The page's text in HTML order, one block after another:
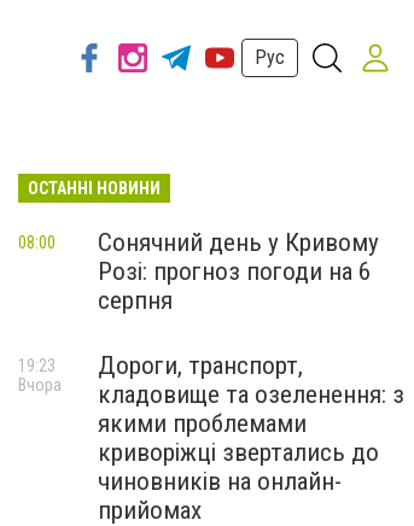
Рус
ОСТАННІ НОВИНИ
Сонячний день у Кривому
Розі: прогноз погоди на 6
серпня
08:00
Дороги, транспорт,
кладовище та озеленення: з
якими проблемами
криворіжці звертались до
чиновників на онлайн-
прийомах
19:23
Вчора